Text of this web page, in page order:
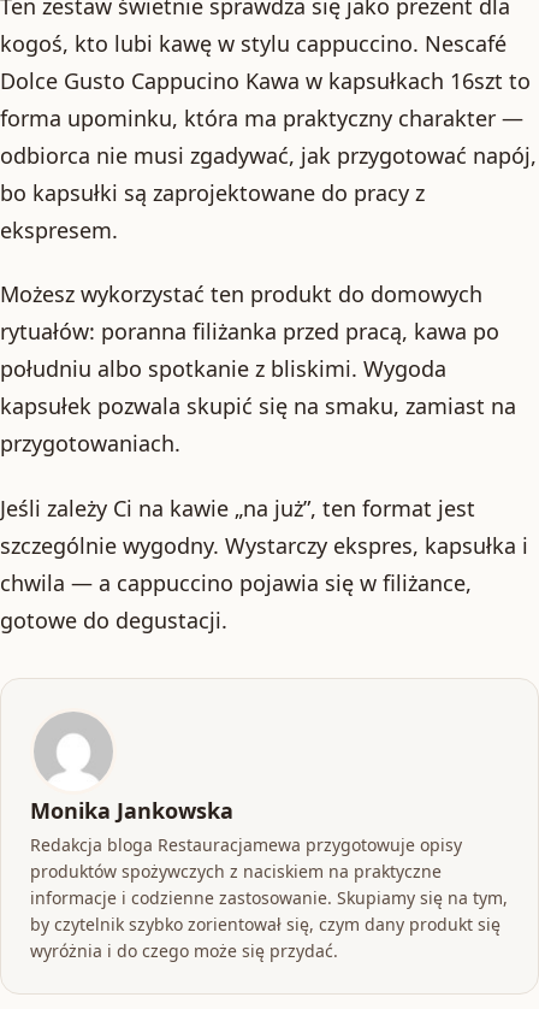
kogoś, kto lubi kawę w stylu cappuccino. Nescafé
Dolce Gusto Cappucino Kawa w kapsułkach 16szt to
forma upominku, która ma praktyczny charakter —
odbiorca nie musi zgadywać, jak przygotować napój,
bo kapsułki są zaprojektowane do pracy z
ekspresem.
Możesz wykorzystać ten produkt do domowych
rytuałów: poranna filiżanka przed pracą, kawa po
południu albo spotkanie z bliskimi. Wygoda
kapsułek pozwala skupić się na smaku, zamiast na
przygotowaniach.
Jeśli zależy Ci na kawie „na już”, ten format jest
szczególnie wygodny. Wystarczy ekspres, kapsułka i
chwila — a cappuccino pojawia się w filiżance,
gotowe do degustacji.
Monika Jankowska
Redakcja bloga Restauracjamewa przygotowuje opisy
produktów spożywczych z naciskiem na praktyczne
informacje i codzienne zastosowanie. Skupiamy się na tym,
by czytelnik szybko zorientował się, czym dany produkt się
wyróżnia i do czego może się przydać.